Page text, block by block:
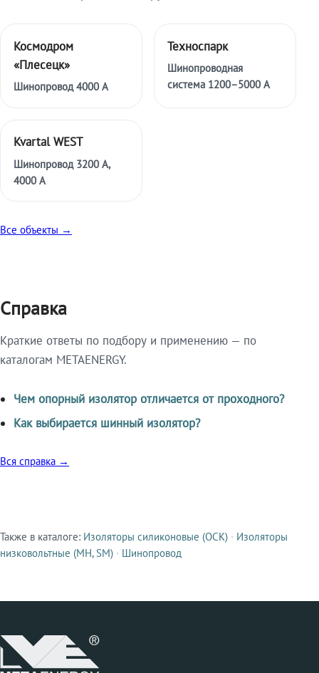
Космодром
«Плесецк»
Шинопровод 4000 А
Техноспарк
Шинопроводная
система 1200–5000 А
Kvartal WEST
Шинопровод 3200 А,
4000 А
Все объекты →
Справка
Краткие ответы по подбору и применению — по
каталогам METAENERGY.
Чем опорный изолятор отличается от проходного?
Как выбирается шинный изолятор?
Вся справка →
Смежные продукты
Также в каталоге: Изоляторы силиконовые (ОСК) · Изоляторы
низковольтные (МН, SM) · Шинопровод